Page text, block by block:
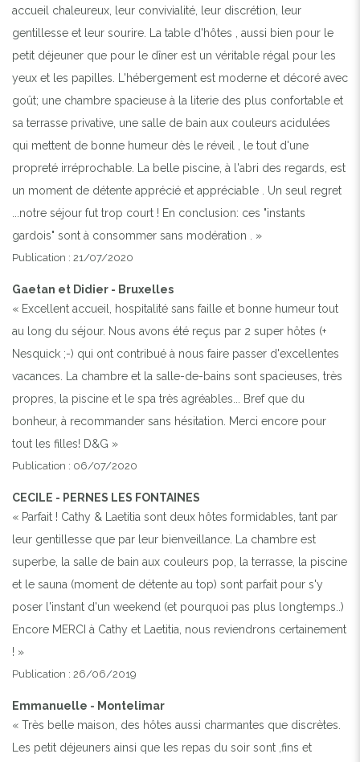
accueil chaleureux, leur convivialité, leur discrétion, leur
gentillesse et leur sourire. La table d'hôtes , aussi bien pour le
petit déjeuner que pour le dîner est un véritable régal pour les
yeux et les papilles. L'hébergement est moderne et décoré avec
goût; une chambre spacieuse à la literie des plus confortable et
sa terrasse privative, une salle de bain aux couleurs acidulées
qui mettent de bonne humeur dès le réveil , le tout d'une
propreté irréprochable. La belle piscine, à l'abri des regards, est
un moment de détente apprécié et appréciable . Un seul regret
...notre séjour fut trop court ! En conclusion: ces "instants
gardois" sont à consommer sans modération . »
Publication : 21/07/2020
Gaetan et Didier - Bruxelles
« Excellent accueil, hospitalité sans faille et bonne humeur tout
au long du séjour. Nous avons été reçus par 2 super hôtes (+
Nesquick ;-) qui ont contribué à nous faire passer d'excellentes
vacances. La chambre et la salle-de-bains sont spacieuses, très
propres, la piscine et le spa très agréables... Bref que du
bonheur, à recommander sans hésitation. Merci encore pour
tout les filles! D&G »
Publication : 06/07/2020
CECILE - PERNES LES FONTAINES
« Parfait ! Cathy & Laetitia sont deux hôtes formidables, tant par
leur gentillesse que par leur bienveillance. La chambre est
superbe, la salle de bain aux couleurs pop, la terrasse, la piscine
et le sauna (moment de détente au top) sont parfait pour s'y
poser l'instant d'un weekend (et pourquoi pas plus longtemps..)
Encore MERCI à Cathy et Laetitia, nous reviendrons certainement
! »
Publication : 26/06/2019
Emmanuelle - Montelimar
« Très belle maison, des hôtes aussi charmantes que discrètes.
Les petit déjeuners ainsi que les repas du soir sont ,fins et